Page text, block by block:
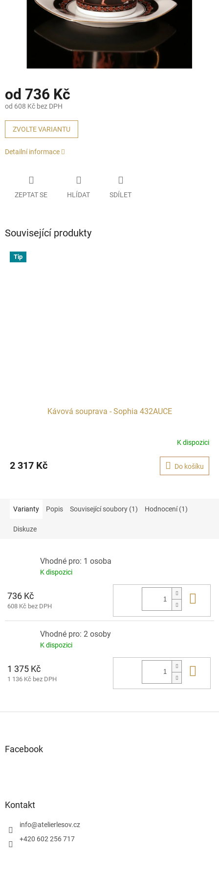
od 736 Kč
od 608 Kč bez DPH
Měrná
cena:
ZVOLTE VARIANTU
Detailní informace
ZEPTAT SE HLÍDAT SDÍLET
Související produkty
Tip
Kávová souprava - Sophia 432AUCE
K dispozici
2 317 Kč Do košíku
Varianty Popis Související soubory (1) Hodnocení (1)
Diskuze
Vhodné pro: 1 osoba
K dispozici
736 Kč
608 Kč bez DPH
Vhodné pro: 2 osoby
K dispozici
1 375 Kč
1 136 Kč bez DPH
Facebook
Kontakt
info@atelierlesov.cz
+420 602 256 717